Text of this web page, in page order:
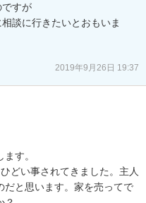
ですが
談に行きたいとおもいま
2019年9月26日 19:37
す。
どい事されてきました。主人
だと思います。家を売ってで